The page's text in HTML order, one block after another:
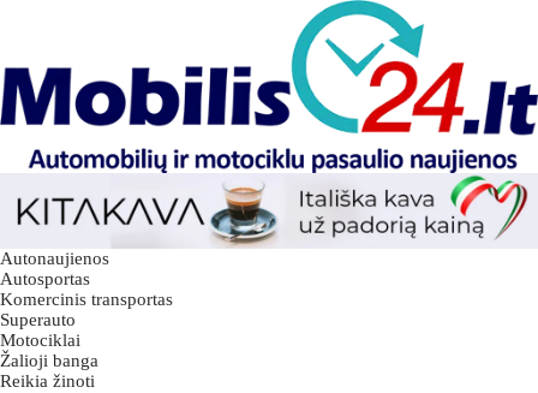
Autonaujienos
Autosportas
Komercinis transportas
Superauto
Motociklai
Žalioji banga
Reikia žinoti